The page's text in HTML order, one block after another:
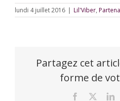
lundi 4 juillet 2016 | Lil'Viber,
Partagez cet
forme de
Facebook